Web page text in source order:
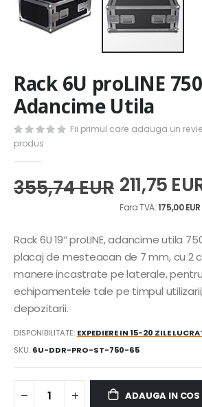
to
the
beginning
of
the
images
gallery
Rack 6U proLINE
Adancime Utila
Fii primul care adauga un
produs
355,74 EUR 211,75
175,00 EUR
Rack 6U 19″ proLINE, adancime utila
placaj de mesteacan de 7 mm, cu 2
manere incastrate pe laterale,
echipamentele tale pe timpul
depozitarii.
DISPONIBILITATE: EXPEDIERE IN 15-20 ZILE
SKU 6U-DDR-PRO-ST-750-65
ADAUGA IN COS